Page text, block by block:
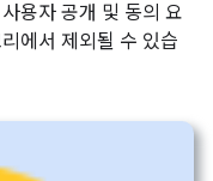
용자 공개 및 동의 요
에서 제외될 수 있습